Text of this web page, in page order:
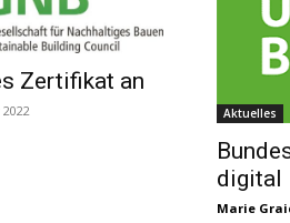
Zertifikat an
Aktuelles
digital
Marie